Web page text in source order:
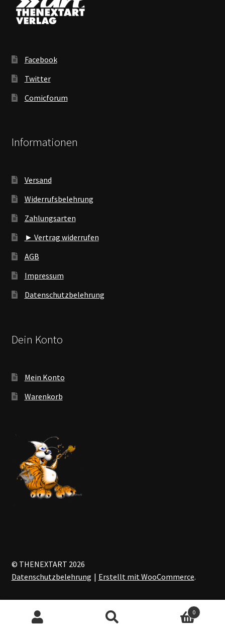
Facebook
Twitter
Comicforum
Informationen
Versand
Widerrufsbelehrung
Zahlungsarten
► Vertrag widerrufen
AGB
Impressum
Datenschutzbelehrung
Dein Konto
Mein Konto
Warenkorb
© THENEXTART 2026
Datenschutzbelehrung
Erstellt mit WooCommerce.
0